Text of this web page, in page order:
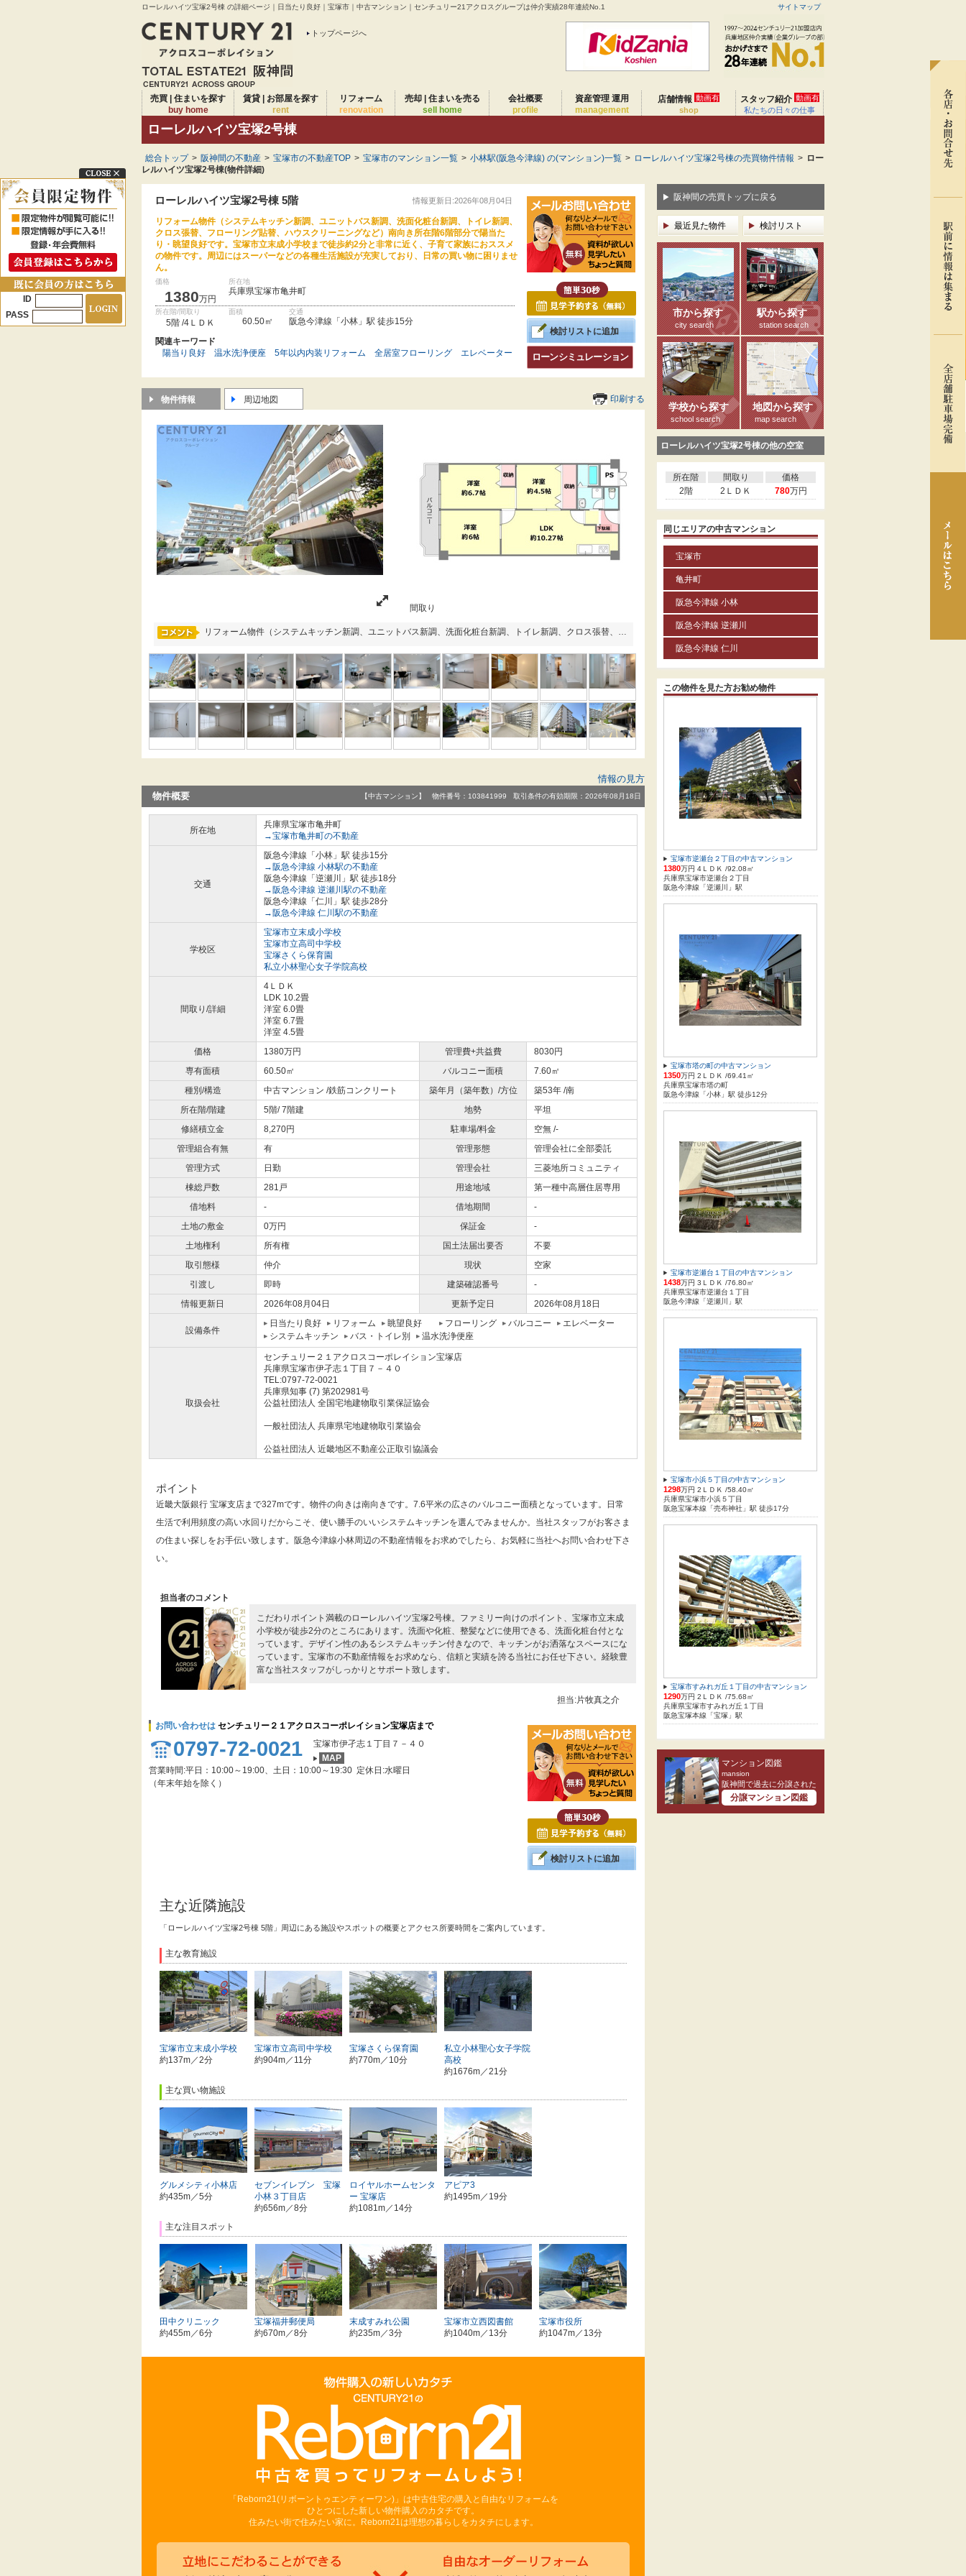
ローレルハイツ宝塚2号棟 の詳細ページ｜日当たり良好｜宝塚市｜中古マンション｜センチュリー21アクロスグループは仲介実績28年連続No.1 サイトマップ
トップページへ
売買 | 住まいを探す
buy home
賃貸 | お部屋を探す
rent
リフォーム
renovation
売却 | 住まいを売る
sell home
会社概要
profile
資産管理 運用
management
店舗情報 動画有
shop
スタッフ紹介 動画有
私たちの日々の仕事
ローレルハイツ宝塚2号棟
総合トップ > 阪神間の不動産 > 宝塚市の不動産TOP > 宝塚市のマンション一覧 > 小林駅(阪急今津線) の(マンション)一覧 > ローレルハイツ宝塚2号棟の売買物件情報 > ロー
レルハイツ宝塚2号棟(物件詳細)
ローレルハイツ宝塚2号棟 5階 情報更新日:2026年08月04日
リフォーム物件（システムキッチン新調、ユニットバス新調、洗面化粧台新調、トイレ新調、
クロス張替、フローリング貼替、ハウスクリーニングなど）南向き所在階6階部分で陽当た
り・眺望良好です。宝塚市立末成小学校まで徒歩約2分と非常に近く、子育て家族におススメ
の物件です。周辺にはスーパーなどの各種生活施設が充実しており、日常の買い物に困りませ
ん。
価格
1380万円
所在地
兵庫県宝塚市亀井町
所在階/間取り
5階 /4ＬＤＫ
面積
60.50㎡
交通
阪急今津線「小林」駅 徒歩15分
関連キーワード
陽当り良好
温水洗浄便座 5年以内内装リフォーム 全居室フローリング エレベーター
検討リストに追加
ローンシミュレーション
物件情報 周辺地図 印刷する
間取り
リフォーム物件（システムキッチン新調、ユニットバス新調、洗面化粧台新調、トイレ新調、クロス張替、フローリング貼替、ハウスクリーニングなど）
情報の見方
物件概要
【中古マンション】 物件番号：103841999 取引条件の有効期限：2026年08月18日
所在地
兵庫県宝塚市亀井町
→宝塚市亀井町の不動産
交通
阪急今津線「小林」駅 徒歩15分
→阪急今津線 小林駅の不動産
阪急今津線「逆瀬川」駅 徒歩18分
→阪急今津線 逆瀬川駅の不動産
阪急今津線「仁川」駅 徒歩28分
→阪急今津線 仁川駅の不動産
学校区
宝塚市立末成小学校
宝塚市立高司中学校
宝塚さくら保育園
私立小林聖心女子学院高校
間取り/詳細
4ＬＤＫ
LDK 10.2畳
洋室 6.0畳
洋室 6.7畳
洋室 4.5畳
価格
1380万円 管理費+共益費
8030円
専有面積
60.50㎡ バルコニー面積
7.60㎡
種別/構造
中古マンション /鉄筋コンクリート 築年月（築年数）/方位
築53年 /南
所在階/階建
5階/ 7階建 地勢
平坦
修繕積立金
8,270円 駐車場/料金
空無 /-
管理組合有無
有 管理形態
管理会社に全部委託
管理方式
日勤 管理会社
三菱地所コミュニティ
棟総戸数
281戸 用途地域
第一種中高層住居専用
借地料
- 借地期間
-
土地の敷金
0万円 保証金
-
土地権利
所有権 国土法届出要否
不要
取引態様
仲介 現状
空家
引渡し
即時 建築確認番号
-
情報更新日
2026年08月04日 更新予定日 2026年08月18日
設備条件
日当たり良好 リフォーム 眺望良好 フローリング バルコニー
エレベーター
システムキッチン
バス・トイレ別 温水洗浄便座
取扱会社
センチュリー２１アクロスコーポレイション宝塚店
兵庫県宝塚市伊孑志１丁目７－４０
TEL:0797-72-0021
兵庫県知事 (7) 第202981号
公益社団法人 全国宅地建物取引業保証協会
一般社団法人 兵庫県宅地建物取引業協会
公益社団法人 近畿地区不動産公正取引協議会
ポイント
近畿大阪銀行 宝塚支店まで327mです。物件の向きは南向きです。7.6平米の広さのバルコニー面積となっています。日常
生活で利用頻度の高い水回りだからこそ、使い勝手のいいシステムキッチンを選んでみませんか。当社スタッフがお客さま
の住まい探しをお手伝い致します。阪急今津線小林周辺の不動産情報をお求めでしたら、お気軽に当社へお問い合わせ下さ
い。
担当者のコメント
こだわりポイント満載のローレルハイツ宝塚2号棟。ファミリー向けのポイント、宝塚市立末成
小学校が徒歩2分のところにあります。洗面や化粧、整髪などに使用できる、洗面化粧台付とな
っています。デザイン性のあるシステムキッチン付きなので、キッチンがお洒落なスペースにな
っています。宝塚市の不動産情報をお求めなら、信頼と実績を誇る当社にお任せ下さい。経験豊
富な当社スタッフがしっかりとサポート致します。
担当:片牧真之介
お問い合わせは センチュリー２１アクロスコーポレイション宝塚店まで
0797-72-0021
宝塚市伊孑志１丁目７－４０
MAP
営業時間:平日：10:00～19:00、土日：10:00～19:30 定休日:水曜日
（年末年始を除く）
検討リストに追加
主な近隣施設
「ローレルハイツ宝塚2号棟 5階」周辺にある施設やスポットの概要とアクセス所要時間をご案内しています。
主な教育施設
宝塚市立末成小学校
約137m／2分
宝塚市立高司中学校
約904m／11分
宝塚さくら保育園
約770m／10分
私立小林聖心女子学院
高校
約1676m／21分
主な買い物施設
グルメシティ小林店
約435m／5分
セブンイレブン 宝塚
小林３丁目店
約656m／8分
ロイヤルホームセンタ
ー 宝塚店
約1081m／14分
アピア3
約1495m／19分
主な注目スポット
田中クリニック
約455m／6分
宝塚福井郵便局
約670m／8分
末成すみれ公園
約235m／3分
宝塚市立西図書館
約1040m／13分
宝塚市役所
約1047m／13分
「Reborn21(リボーントゥエンティーワン)」は中古住宅の購入と自由なリフォームを
ひとつにした新しい物件購入のカタチです。
住みたい街で住みたい家に。Reborn21は理想の暮らしをカタチにします。
阪神間の売買トップに戻る
最近見た物件 検討リスト
市から探す
city search
駅から探す
station search
学校から探す
school search
地図から探す
map search
ローレルハイツ宝塚2号棟の他の空室
所在階 間取り
価格
2階
2ＬＤＫ 780万円
同じエリアの中古マンション
宝塚市
亀井町
阪急今津線 小林
阪急今津線 逆瀬川
阪急今津線 仁川
この物件を見た方お勧め物件
宝塚市逆瀬台２丁目の中古マンション
1380万円 4ＬＤＫ /92.08㎡
兵庫県宝塚市逆瀬台２丁目
阪急今津線「逆瀬川」駅
宝塚市塔の町の中古マンション
1350万円 2ＬＤＫ /69.41㎡
兵庫県宝塚市塔の町
阪急今津線「小林」駅 徒歩12分
宝塚市逆瀬台１丁目の中古マンション
1438万円 3ＬＤＫ /76.80㎡
兵庫県宝塚市逆瀬台１丁目
阪急今津線「逆瀬川」駅
宝塚市小浜５丁目の中古マンション
1298万円 2ＬＤＫ /58.40㎡
兵庫県宝塚市小浜５丁目
阪急宝塚本線「売布神社」駅 徒歩17分
宝塚市すみれガ丘１丁目の中古マンション
1290万円 2ＬＤＫ /75.68㎡
兵庫県宝塚市すみれガ丘１丁目
阪急宝塚本線「宝塚」駅
マンション図鑑
mansion
阪神間で過去に分譲された
分譲マンション図鑑
ID
PASS